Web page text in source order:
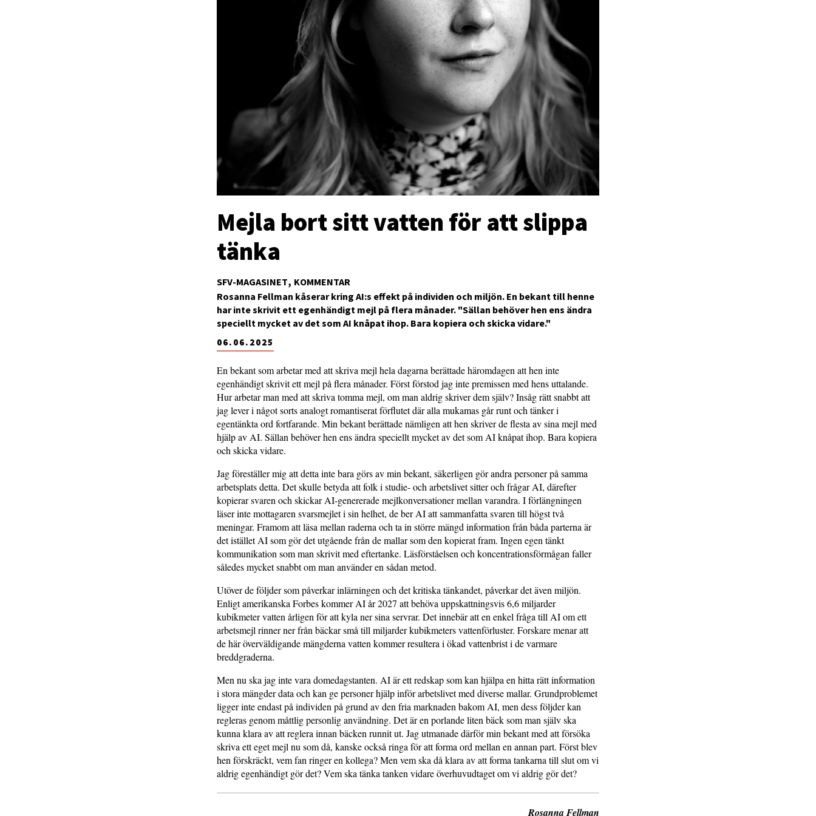
SFV-MAGASINET KOMMENTAR
Mejla bort sitt vatten för att slippa
tänka
06.06.2025
Rosanna Fellman kåserar kring AI:s effekt på individen och miljön. En bekant till henne
har inte skrivit ett egenhändigt mejl på flera månader. "Sällan behöver hen ens ändra
speciellt mycket av det som AI knåpat ihop. Bara kopiera och skicka vidare."
En bekant som arbetar med att skriva mejl hela dagarna berättade häromdagen att hen inte
egenhändigt skrivit ett mejl på flera månader. Först förstod jag inte premissen med hens uttalande.
Hur arbetar man med att skriva tomma mejl, om man aldrig skriver dem själv? Insåg rätt snabbt att
jag lever i något sorts analogt romantiserat förflutet där alla mukamas går runt och tänker i
egentänkta ord fortfarande. Min bekant berättade nämligen att hen skriver de flesta av sina mejl med
hjälp av AI. Sällan behöver hen ens ändra speciellt mycket av det som AI knåpat ihop. Bara kopiera
och skicka vidare.
Jag föreställer mig att detta inte bara görs av min bekant, säkerligen gör andra personer på samma
arbetsplats detta. Det skulle betyda att folk i studie- och arbetslivet sitter och frågar AI, därefter
kopierar svaren och skickar AI-genererade mejlkonversationer mellan varandra. I förlängningen
läser inte mottagaren svarsmejlet i sin helhet, de ber AI att sammanfatta svaren till högst två
meningar. Framom att läsa mellan raderna och ta in större mängd information från båda parterna är
det istället AI som gör det utgående från de mallar som den kopierat fram. Ingen egen tänkt
kommunikation som man skrivit med eftertanke. Läsförståelsen och koncentrationsförmågan faller
således mycket snabbt om man använder en sådan metod.
Utöver de följder som påverkar inlärningen och det kritiska tänkandet, påverkar det även miljön.
Enligt amerikanska Forbes kommer AI år 2027 att behöva uppskattningsvis 6,6 miljarder
kubikmeter vatten årligen för att kyla ner sina servrar. Det innebär att en enkel fråga till AI om ett
arbetsmejl rinner ner från bäckar små till miljarder kubikmeters vattenförluster. Forskare menar att
de här överväldigande mängderna vatten kommer resultera i ökad vattenbrist i de varmare
breddgraderna.
Men nu ska jag inte vara domedagstanten. AI är ett redskap som kan hjälpa en hitta rätt information
i stora mängder data och kan ge personer hjälp inför arbetslivet med diverse mallar. Grundproblemet
ligger inte endast på individen på grund av den fria marknaden bakom AI, men dess följder kan
regleras genom måttlig personlig användning. Det är en porlande liten bäck som man själv ska
kunna klara av att reglera innan bäcken runnit ut. Jag utmanade därför min bekant med att försöka
skriva ett eget mejl nu som då, kanske också ringa för att forma ord mellan en annan part. Först blev
hen förskräckt, vem fan ringer en kollega? Men vem ska då klara av att forma tankarna till slut om vi
aldrig egenhändigt gör det? Vem ska tänka tanken vidare överhuvudtaget om vi aldrig gör det?
Rosanna Fellman